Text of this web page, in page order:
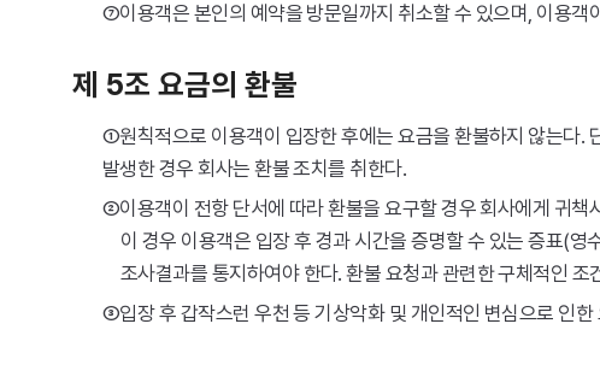
⑦이용객은 본인의 예약을 방문일까지 취소할 수 있으며, 이용객
제 5조 요금의 환불
①원칙적으로 이용객이 입장한 후에는 요금을 환불하지 않는다.
발생한 경우 회사는 환불 조치를 취한다.
②이용객이 전항 단서에 따라 환불을 요구할 경우 회사에게 귀책
이 경우 이용객은 입장 후 경과 시간을 증명할 수 있는 증표(
조사결과를 통지하여야 한다. 환불 요청과 관련한 구체적인
③입장 후 갑작스런 우천 등 기상악화 및 개인적인 변심으로 인한